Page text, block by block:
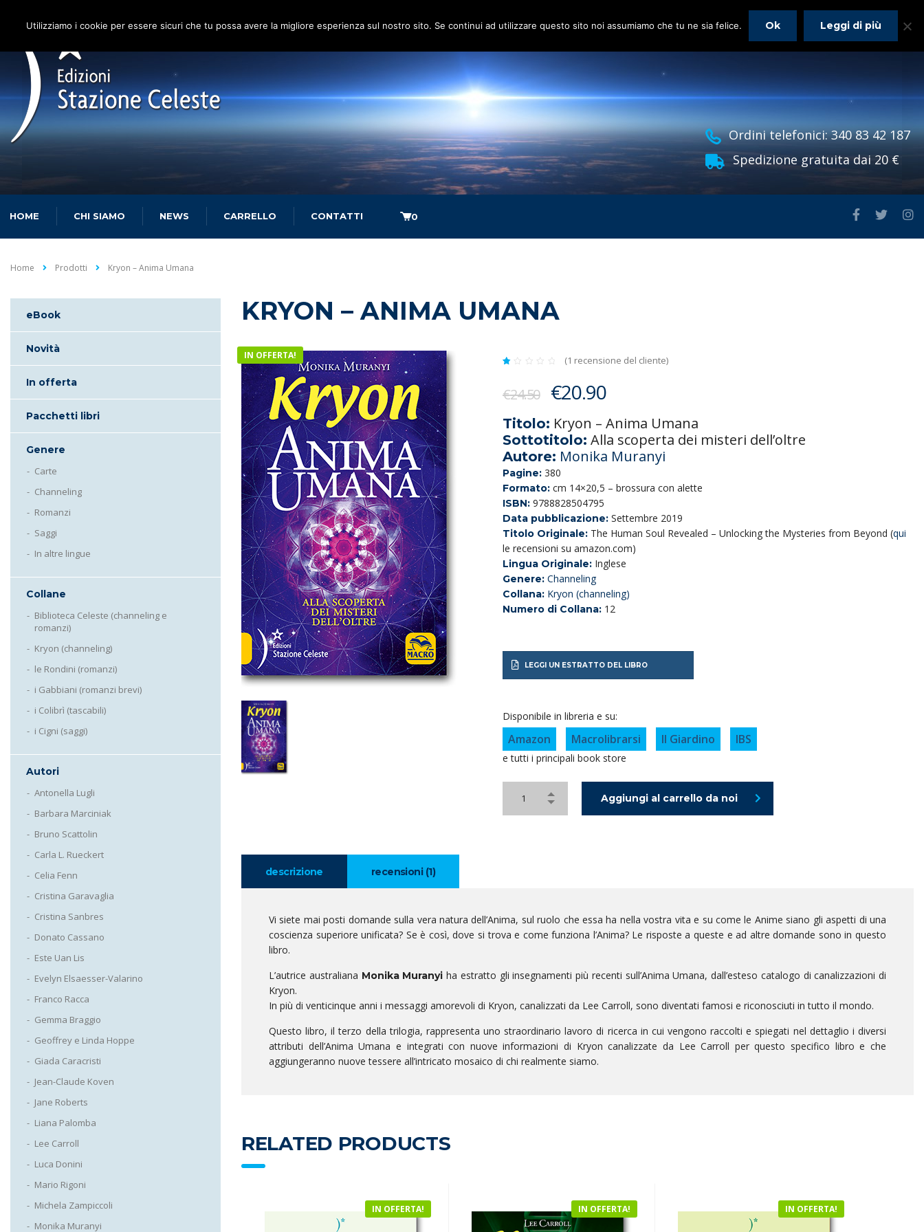
Ordini telefonici: 340 83 42 187
Spedizione gratuita dai 20 €
HOME CHI SIAMO NEWS CARRELLO CONTATTI 0
Home Prodotti Kryon – Anima Umana
KRYON – ANIMA UMANA
IN OFFERTA!
5
di
recensioni
(1 recensione del cliente)
€24.50 Il
originale
era:
€24.50.
€20.90Il
attuale
è:
€20.90.
Titolo: Kryon – Anima Umana
Sottotitolo: Alla scoperta dei misteri dell’oltre
Autore: Monika Muranyi
Pagine: 380
Formato: cm 14×20,5 – brossura con alette
ISBN: 9788828504795
Data pubblicazione: Settembre 2019
Titolo Originale: The Human Soul Revealed – Unlocking the Mysteries from Beyond (qui
le recensioni su amazon.com)
Lingua Originale: Inglese
Genere: Channeling
Collana: Kryon (channeling)
Numero di Collana: 12
LEGGI UN ESTRATTO DEL LIBRO
Disponibile in libreria e su:
Amazon Macrolibrarsi Il Giardino IBS
e tutti i principali book store
Aggiungi al carrello da noi
descrizione recensioni (1)
Vi siete mai posti domande sulla vera natura dell’Anima, sul ruolo che essa ha nella vostra vita e su come le Anime siano gli aspetti di una
coscienza superiore unificata? Se è così, dove si trova e come funziona l’Anima? Le risposte a queste e ad altre domande sono in questo
libro.
L’autrice australiana Monika Muranyi ha estratto gli insegnamenti più recenti sull’Anima Umana, dall’esteso catalogo di canalizzazioni di
Kryon.
In più di venticinque anni i messaggi amorevoli di Kryon, canalizzati da Lee Carroll, sono diventati famosi e riconosciuti in tutto il mondo.
Questo libro, il terzo della trilogia, rappresenta uno straordinario lavoro di ricerca in cui vengono raccolti e spiegati nel dettaglio i diversi
attributi dell’Anima Umana e integrati con nuove informazioni di Kryon canalizzate da Lee Carroll per questo specifico libro e che
aggiungeranno nuove tessere all’intricato mosaico di chi realmente siamo.
RELATED PRODUCTS
IN OFFERTA! IN OFFERTA! IN OFFERTA!
eBook
Novità
In offerta
Pacchetti libri
Genere
Carte
Channeling
Romanzi
Saggi
In altre lingue
Collane
Biblioteca Celeste (channeling e
romanzi)
Kryon (channeling)
le Rondini (romanzi)
i Gabbiani (romanzi brevi)
i Colibrì (tascabili)
i Cigni (saggi)
Autori
Antonella Lugli
Barbara Marciniak
Bruno Scattolin
Carla L. Rueckert
Celia Fenn
Cristina Garavaglia
Cristina Sanbres
Donato Cassano
Este Uan Lis
Evelyn Elsaesser-Valarino
Franco Racca
Gemma Braggio
Geoffrey e Linda Hoppe
Giada Caracristi
Jean-Claude Koven
Jane Roberts
Liana Palomba
Lee Carroll
Luca Donini
Mario Rigoni
Michela Zampiccoli
Monika Muranyi
Utilizziamo i cookie per essere sicuri che tu possa avere la migliore esperienza sul nostro sito. Se continui ad utilizzare questo sito noi assumiamo che tu ne sia felice. Ok Leggi di più